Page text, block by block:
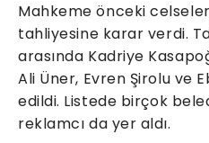
Mahkeme önceki
tahliyesine karar verdi.
arasında Kadriye
Ali Üner, Evren Şirolu ve
edildi. Listede birçok
reklamcı da yer aldı.